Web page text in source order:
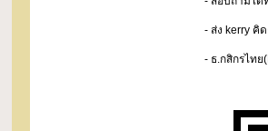
- ส่ง kerry คิ
- ธ.กสิกรไทย